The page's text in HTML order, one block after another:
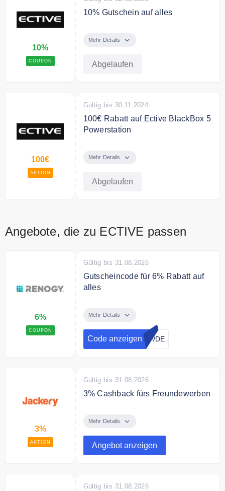
10%
COUPON
10% Gutschein auf alles
Rabatt auf das gesamte Sortiment
Mehr Details
Abgelaufen
100€
AKTION
Gültig bis 30.11.2024
100€ Rabatt auf Ective BlackBox 5
Powerstation
Powerstation.
Mehr Details
Abgelaufen
Angebote, die zu ECTIVE passen
6%
COUPON
Gültig bis 31.08.2026
Gutscheincode für 6% Rabatt auf
alles
das gesamte Sortiment
Mehr Details
Code anzeigen AWDE
3%
AKTION
Gültig bis 31.08.2026
3% Cashback fürs Freundewerben
Rabatt, verdiene eine 3%
auf die Bestellung deines
Freundes!
Mehr Details
Angebot anzeigen
Gültig bis 31.08.2026